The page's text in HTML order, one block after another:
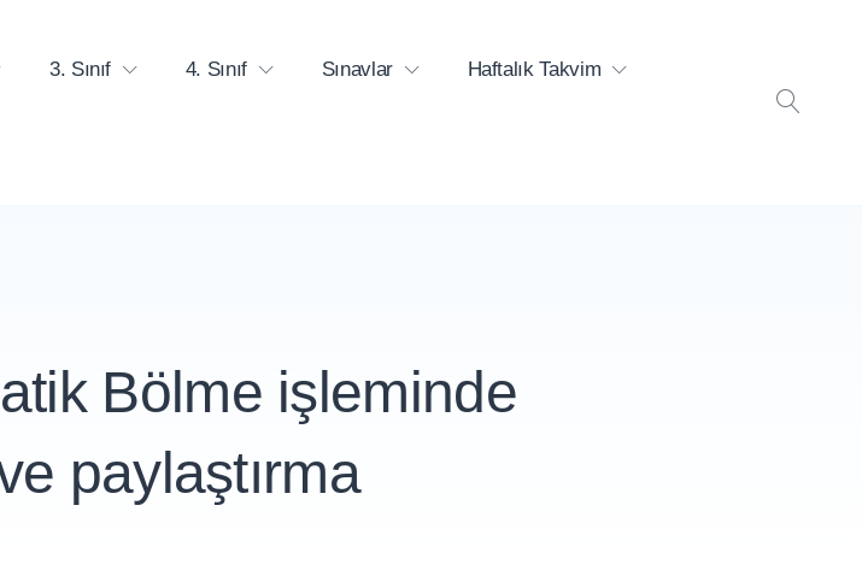
3. Sınıf 4. Sınıf Sınavlar Haftalık Takvim
Bölme işleminde
paylaştırma